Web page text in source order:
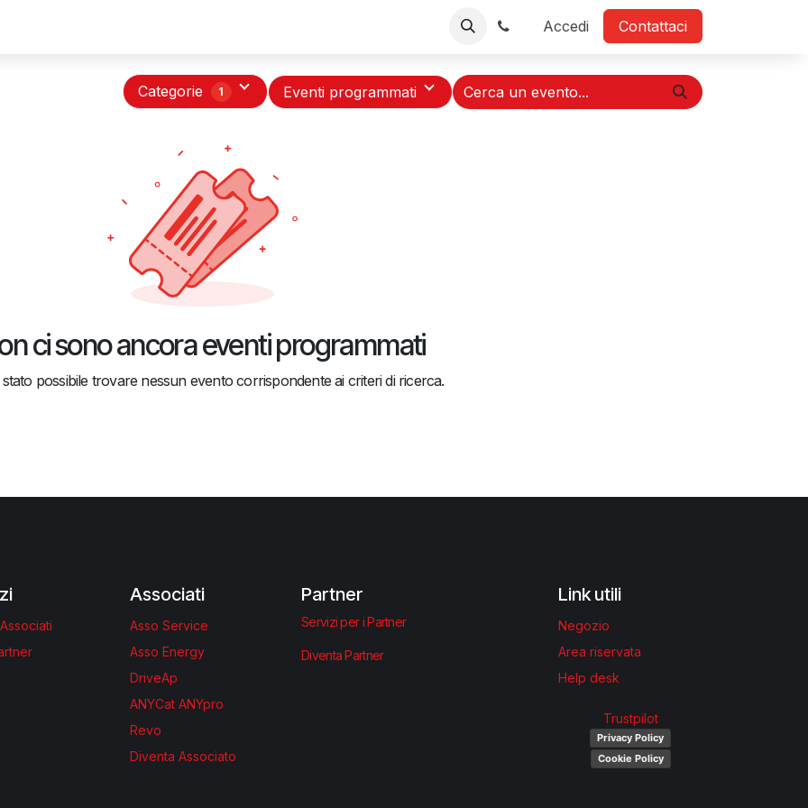
Negozio Contattaci
Accedi Contattaci
Categorie 1 Eventi programmati
ci sono ancora eventi programmati
possibile trovare nessun evento corrispondente ai criteri di ricerca.
Associati
Asso Service
Asso Energy
DriveAp
ANYCat ANYpro
Revo
Diventa Associato
Partner
Servizi per i Partner
Diventa Partner
Link utili
Negozio
Area riservata
Help desk
Trustpilot
Privacy Policy
Cookie Policy